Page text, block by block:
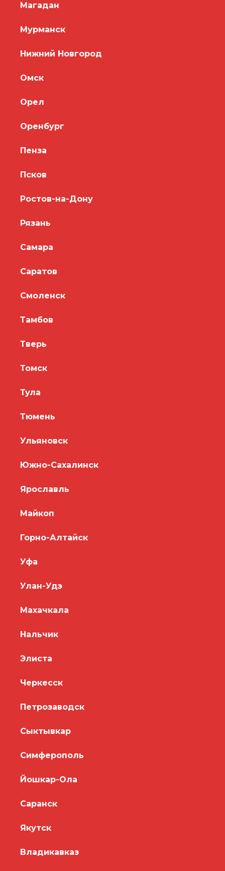
Магадан
Мурманск
Нижний Новгород
Омск
Орел
Оренбург
Пенза
Псков
Ростов-на-Дону
Рязань
Самара
Саратов
Смоленск
Тамбов
Тверь
Томск
Тула
Тюмень
Ульяновск
Южно-Сахалинск
Ярославль
Майкоп
Горно-Алтайск
Уфа
Улан-Удэ
Махачкала
Нальчик
Элиста
Черкесск
Петрозаводск
Сыктывкар
Симферополь
Йошкар-Ола
Саранск
Якутск
Владикавказ